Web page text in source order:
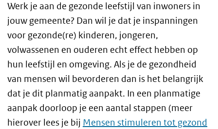
Werk je aan de gezonde leefstijl van inwoners in
jouw gemeente? Dan wil je dat je inspanningen
voor gezonde(re) kinderen, jongeren,
volwassenen en ouderen echt effect hebben op
hun leefstijl en omgeving. Als je de gezondheid
van mensen wil bevorderen dan is het belangrijk
dat je dit planmatig aanpakt. In een planmatige
aanpak doorloop je een aantal stappen (meer
hierover lees je bij Mensen stimuleren tot gezond